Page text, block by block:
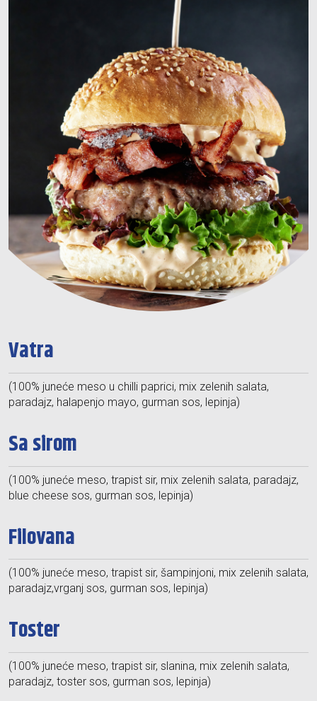
Vatra
(100% juneće meso u chilli paprici, mix zelenih salata,
paradajz, halapenjo mayo, gurman sos, lepinja)
Sa sirom
(100% juneće meso, trapist sir, mix zelenih salata, paradajz,
blue cheese sos, gurman sos, lepinja)
Filovana
(100% juneće meso, trapist sir, šampinjoni, mix zelenih salata,
paradajz,vrganj sos, gurman sos, lepinja)
Toster
(100% juneće meso, trapist sir, slanina, mix zelenih salata,
paradajz, toster sos, gurman sos, lepinja)